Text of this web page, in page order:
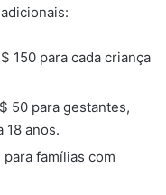
150 para cada criança
50 para gestantes,
18 anos.
famílias com